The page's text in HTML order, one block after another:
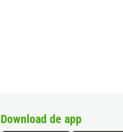
Download de app